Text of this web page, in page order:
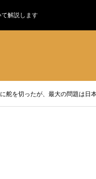
解説します
舵を切ったが、最大の問題は日